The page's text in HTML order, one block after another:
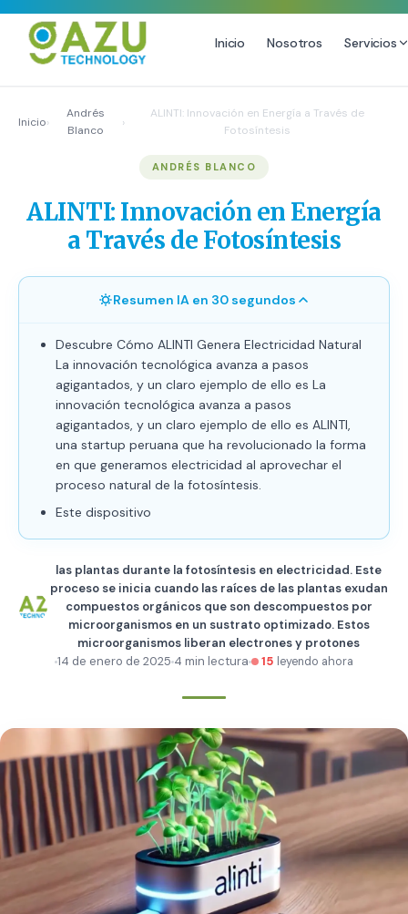
Inicio Nosotros Servicios
Email Marketing y SMS
Growth Youtube ↗
Producción de Videos
Inicio›
Andrés
Blanco
›
ALINTI: Innovación en Energía a Través de
Fotosíntesis
ANDRÉS BLANCO
ALINTI: Innovación en Energía
a Través de Fotosíntesis
Resumen IA en 30 segundos
Descubre Cómo ALINTI Genera Electricidad Natural
La innovación tecnológica avanza a pasos
agigantados, y un claro ejemplo de ello es La
innovación tecnológica avanza a pasos
agigantados, y un claro ejemplo de ello es ALINTI,
una startup peruana que ha revolucionado la forma
en que generamos electricidad al aprovechar el
proceso natural de la fotosíntesis.
Este dispositivo
las plantas durante la fotosíntesis en electricidad. Este
proceso se inicia cuando las raíces de las plantas exudan
compuestos orgánicos que son descompuestos por
microorganismos en un sustrato optimizado. Estos
microorganismos liberan electrones y protones
14 de enero de 2025 4 min lectura 15 leyendo ahora